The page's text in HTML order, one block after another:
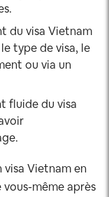
du visa Vietnam
type de visa, le
ou via un
fluide du visa
Vietnam en
même après